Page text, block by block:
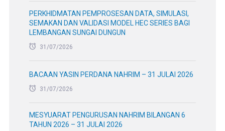
PERKHIDMATAN PEMPROSESAN DATA, SIMULASI,
SEMAKAN DAN VALIDASI MODEL HEC SERIES BAGI
LEMBANGAN SUNGAI DUNGUN
31/07/2026
BACAAN YASIN PERDANA NAHRIM – 31 JULAI 2026
31/07/2026
MESYUARAT PENGURUSAN NAHRIM BILANGAN 6
TAHUN 2026 – 31 JULAI 2026